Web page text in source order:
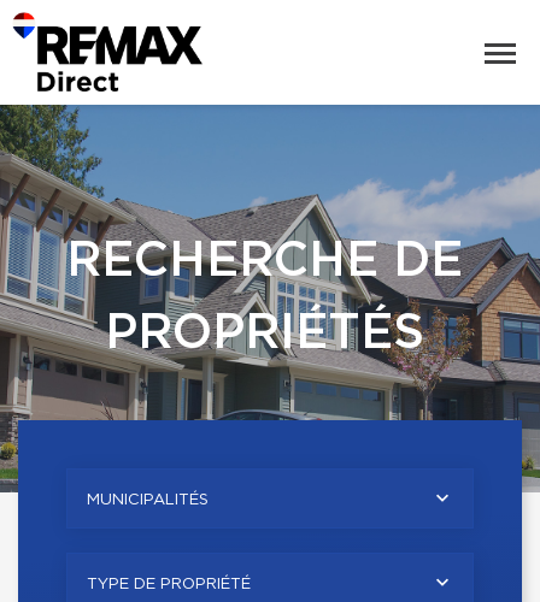
RECHERCHE DE
PROPRIÉTÉS
MUNICIPALITÉS
TYPE DE PROPRIÉTÉ